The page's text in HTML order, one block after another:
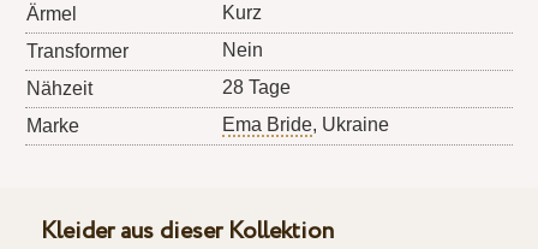
Ärmel
Kurz
Transformer
Nein
Nähzeit
28 Tage
Marke
Ema Bride, Ukraine
Kleider aus dieser Kollektion